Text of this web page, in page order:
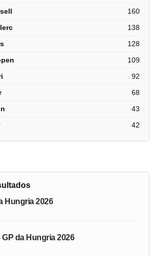
160
138
128
109
92
68
43
42
Hungria 2026
da Hungria 2026